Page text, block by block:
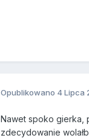
Opublikowano 4 Lipca
Nawet spoko gierka,
zdecydowanie